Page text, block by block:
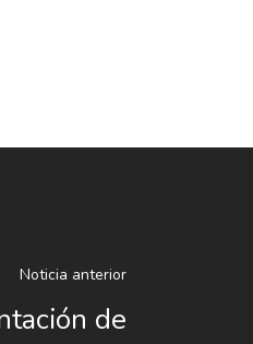
Noticia anterior
de